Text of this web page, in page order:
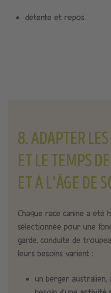
détente et repos.
8. ADAPTER
ET LE TEMPS
ET À L’ÂGE DE
Chaque race canine a été
sélectionnée pour une
garde, conduite de
leurs besoins varient :
un berger